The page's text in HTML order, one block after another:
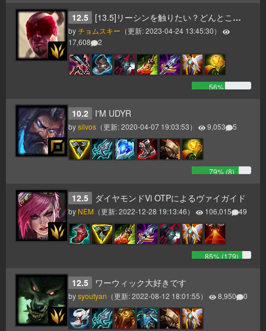
12.5 [13.5]リーシンを触りたい？どんとこい！
byチョムスキー （更新:2023-04-24 13:45:30）
17,608
2
56% (
10.2 I'M UDYR
bysilvos （更新:2020-04-07 19:03:53） 9,053 5
79% (8)
12.5 ダイヤモンドVi OTPによるヴァイガイド
by NEM （更新:2022-12-28 19:13:46） 106,015 49
85% (179)
12.5 ワーウィック大好きです
bysyoutyan （更新:2022-08-12 18:01:55） 8,950 0